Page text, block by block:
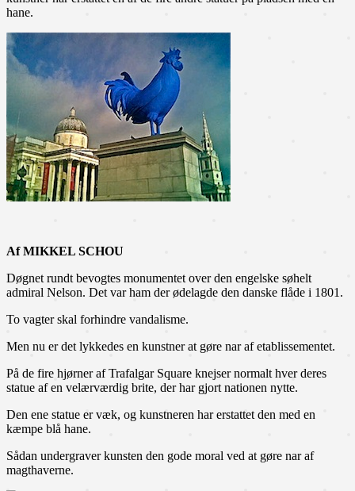
hane.
Af MIKKEL SCHOU
Døgnet rundt bevogtes monumentet over den engelske søhelt
admiral Nelson. Det var ham der ødelagde den danske flåde i 1801.
To vagter skal forhindre vandalisme.
Men nu er det lykkedes en kunstner at gøre nar af etablissementet.
På de fire hjørner af Trafalgar Square knejser normalt hver deres
statue af en velærværdig brite, der har gjort nationen nytte.
Den ene statue er væk, og kunstneren har erstattet den med en
kæmpe blå hane.
Sådan undergraver kunsten den gode moral ved at gøre nar af
magthaverne.